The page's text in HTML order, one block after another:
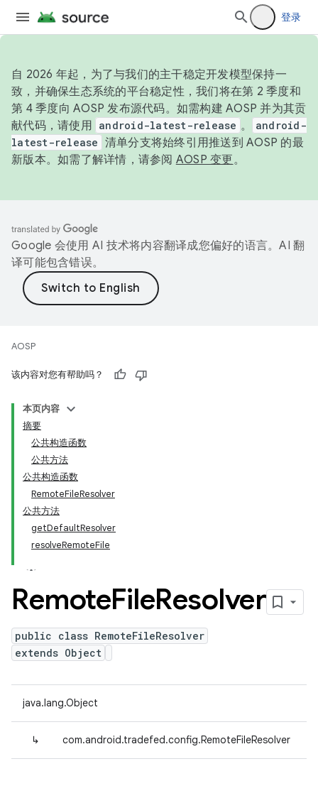
登录
自 2026 年起，为了与我们的主干稳定开发模型保持一
致，并确保生态系统的平台稳定性，我们将在第 2 季度和
第 4 季度向 AOSP 发布源代码。如需构建 AOSP 并为其贡
献代码，请使用 android-latest-release 。
android-
latest-release 清单分支将始终引用推送到 AOSP 的最
新版本。如需了解详情，请参阅 AOSP 变更。
Google 会使用 AI 技术将内容翻译成您偏好的语言。AI 翻
译可能包含错误。
AOSP
该内容对您有帮助吗？
本页内容
摘要
公共构造函数
公共方法
公共构造函数
RemoteFileResolver
公共方法
getDefaultResolver
resolveRemoteFile
RemoteFileResolver
public class RemoteFileResolver
extends Object
java.lang.Object
↳ com.android.tradefed.config.RemoteFileResolver